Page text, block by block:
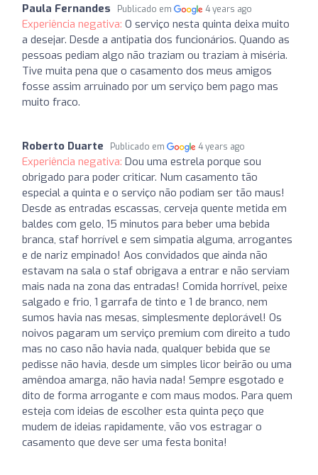
Paula Fernandes Publicado em 4 years ago
Experiência negativa: O serviço nesta quinta deixa muito
a desejar. Desde a antipatia dos funcionários. Quando as
pessoas pediam algo não traziam ou traziam à miséria.
Tive muita pena que o casamento dos meus amigos
fosse assim arruinado por um serviço bem pago mas
muito fraco.
Roberto Duarte Publicado em 4 years ago
Experiência negativa: Dou uma estrela porque sou
obrigado para poder criticar. Num casamento tão
especial a quinta e o serviço não podiam ser tão maus!
Desde as entradas escassas, cerveja quente metida em
baldes com gelo, 15 minutos para beber uma bebida
branca, staf horrível e sem simpatia alguma, arrogantes
e de nariz empinado! Aos convidados que ainda não
estavam na sala o staf obrigava a entrar e não serviam
mais nada na zona das entradas! Comida horrível, peixe
salgado e frio, 1 garrafa de tinto e 1 de branco, nem
sumos havia nas mesas, simplesmente deplorável! Os
noivos pagaram um serviço premium com direito a tudo
mas no caso não havia nada, qualquer bebida que se
pedisse não havia, desde um simples licor beirão ou uma
amêndoa amarga, não havia nada! Sempre esgotado e
dito de forma arrogante e com maus modos. Para quem
esteja com ideias de escolher esta quinta peço que
mudem de ideias rapidamente, vão vos estragar o
casamento que deve ser uma festa bonita!